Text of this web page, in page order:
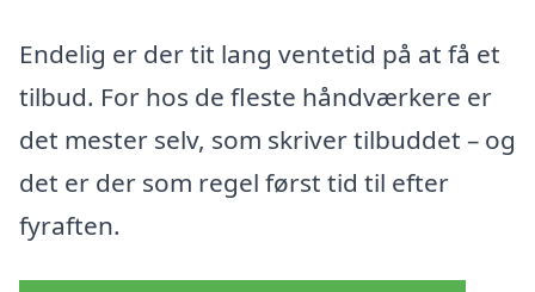
Endelig er der tit lang ventetid på at få et
tilbud. For hos de fleste håndværkere er
det mester selv, som skriver tilbuddet – og
det er der som regel først tid til efter
fyraften.